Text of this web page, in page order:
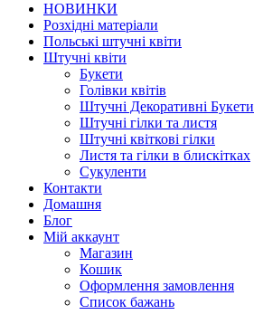
НОВИНКИ
Розхідні матеріали
Польські штучні квіти
Штучні квіти
Букети
Голівки квітів
Штучні Декоративні Букети
Штучні гілки та листя
Штучні квіткові гілки
Листя та гілки в блискітках
Сукуленти
Контакти
Домашня
Блог
Мій аккаунт
Магазин
Кошик
Оформлення замовлення
Список бажань